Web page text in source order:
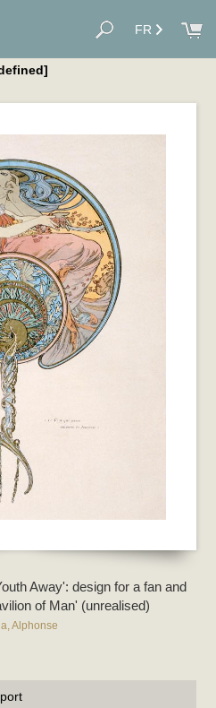
FR
Away': design for a fan and
of Man' (unrealised)
Alphonse